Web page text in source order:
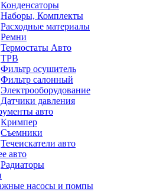
Конденсаторы
Наборы, Комплекты
Расходные материалы
Ремни
Термостаты Авто
ТРВ
Фильтр осушитель
Фильтр салонный
Электрооборудование
Датчики давления
авто
Кримпер
Съемники
Течеискатели авто
авто
Радиаторы
насосы и помпы